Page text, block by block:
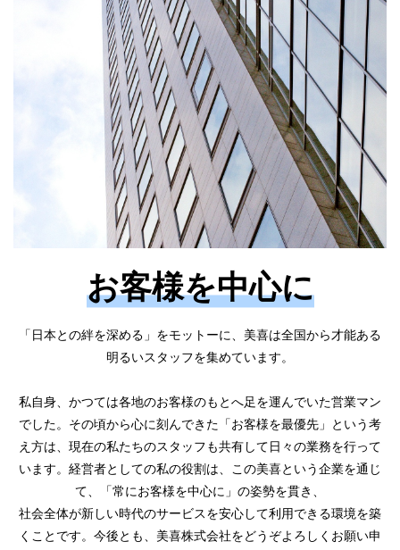
お客様を中心に
「日本との絆を深める」をモットーに、美喜は全国から才能ある
明るいスタッフを集めています。
私自身、かつては各地のお客様のもとへ足を運んでいた営業マン
でした。その頃から心に刻んできた「お客様を最優先」という考
え方は、現在の私たちのスタッフも共有して日々の業務を行って
います。経営者としての私の役割は、この美喜という企業を通じ
て、「常にお客様を中心に」の姿勢を貫き、
社会全体が新しい時代のサービスを安心して利用できる環境を築
くことです。今後とも、美喜株式会社をどうぞよろしくお願い申